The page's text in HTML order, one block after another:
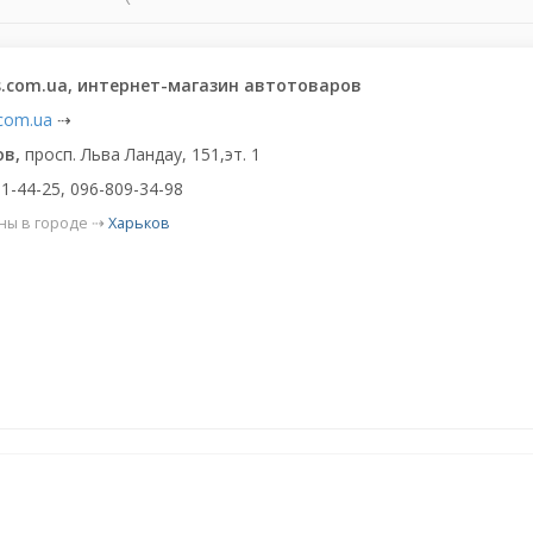
интернет-магазин автотоваров
⇢
просп. Льва Ландау, 151,эт. 1
44-25, 096-809-34-98
в городе ⇢Харьков